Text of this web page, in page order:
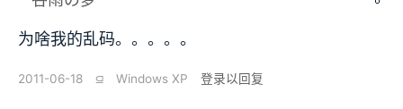
为啥我的乱码。。。。。
2011-06-18 ⫑ Windows XP 登录以回复